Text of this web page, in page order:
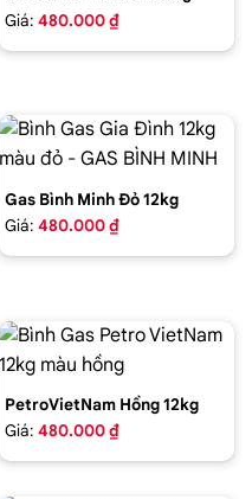
Giá: 480.000 ₫
Gas Bình Minh Đỏ 12kg
Giá: 480.000 ₫
PetroVietNam Hồng 12kg
Giá: 480.000 ₫